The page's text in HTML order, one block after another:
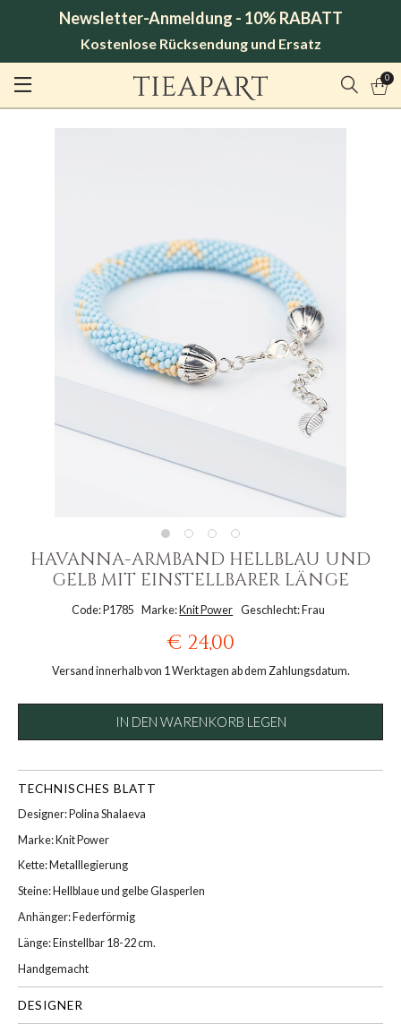
Newsletter-Anmeldung - 10% RABATT
Kostenlose Rücksendung und Ersatz
0
HAVANNA-ARMBAND HELLBLAU UND
GELB MIT EINSTELLBARER LÄNGE
Code: P1785 Marke: Knit Power Geschlecht: Frau
€ 24,00
Versand innerhalb von 1 Werktagen ab dem Zahlungsdatum.
IN DEN WARENKORB LEGEN
TECHNISCHES BLATT
Designer: Polina Shalaeva
Marke: Knit Power
Kette: Metalllegierung
Steine: Hellblaue und gelbe Glasperlen
Anhänger: Federförmig
Länge: Einstellbar 18-22 cm.
Handgemacht
DESIGNER